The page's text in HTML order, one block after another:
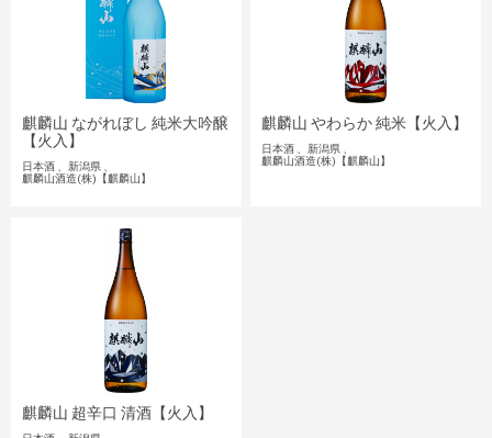
麒麟山 ながれぼし 純米大吟醸
【火入】
日本酒
新潟県
麒麟山酒造(株)【麒麟山】
麒麟山 やわらか 純米【火入】
日本酒
新潟県
麒麟山酒造(株)【麒麟山】
麒麟山 超辛口 清酒【火入】